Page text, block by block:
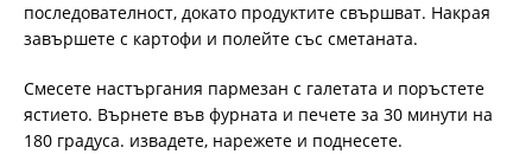
последователност, докато продуктите свършват. Накрая
завършете с картофи и полейте със сметаната.
Смесете настъргания пармезан с галетата и поръстете
ястието. Върнете във фурната и печете за 30 минути на
180 градуса. извадете, нарежете и поднесете.